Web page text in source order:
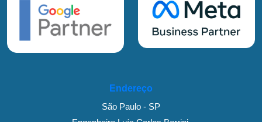
Endereço
São Paulo - SP